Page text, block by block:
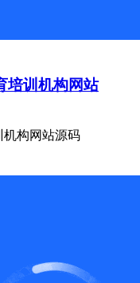
培训机构网站
机构网站源码